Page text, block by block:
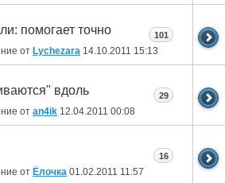
помогает точно
от Lychezara 14.10.2011 15:13
101
вдоль
от an4ik 12.04.2011 00:08
29
от Ёлочка 01.02.2011 11:57
16